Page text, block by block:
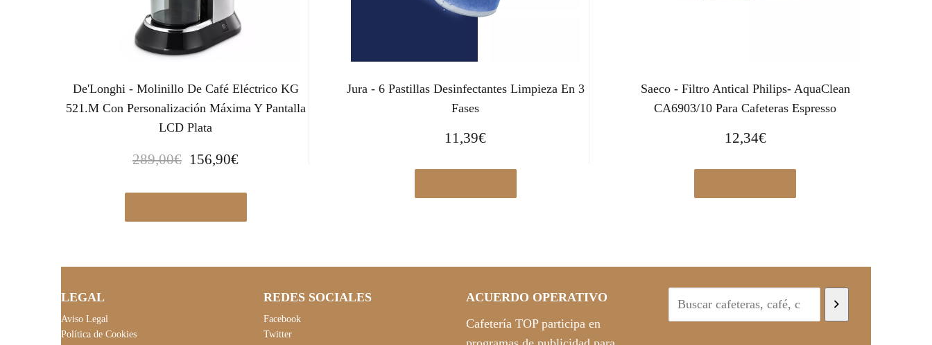
De'Longhi - Molinillo De Café Eléctrico KG
521.M Con Personalización Máxima Y Pantalla
LCD Plata
289,00€ E
p
e
156,90€
p
e
Jura - 6 Pastillas Desinfectantes Limpieza En 3
Fases
11,39€
Saeco - Filtro Antical Philips- AquaClean
CA6903/10 Para Cafeteras Espresso
12,34€
LEGAL
Aviso Legal
Política de Cookies
REDES SOCIALES
Facebook
Twitter
ACUERDO OPERATIVO
Cafetería TOP participa en